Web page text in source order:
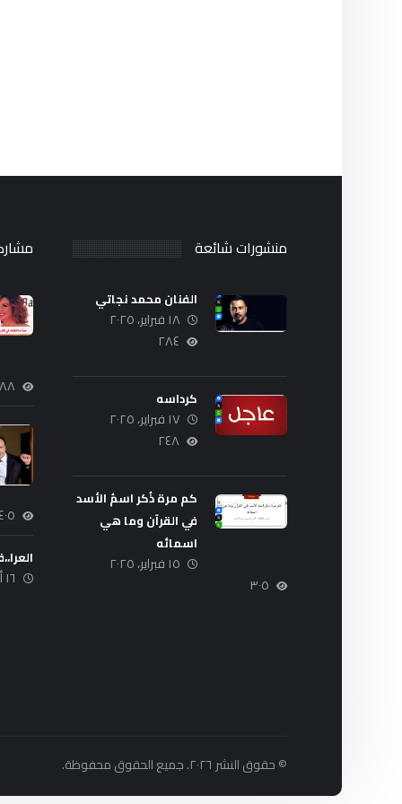
منشورات شائعة
الفنان محمد نجاتي
١٨ فبراير، ٢٠٢٥
٢٨٤
كرداسه
١٧ فبراير، ٢٠٢٥
٢٤٨
كم مرة ذُكر اسمُ الأسد
في القرآن وما هي
اسمائه
١٥ فبراير، ٢٠٢٥
٣٠٥
٤٠٥
١٦ أكتوبر، ٢٠٢٤
© حقوق النشر ٢٠٢٦. جميع الحقوق محفوظة.